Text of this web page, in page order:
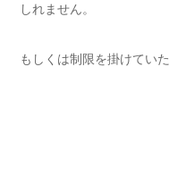
しれません。
もしくは制限を掛けてい